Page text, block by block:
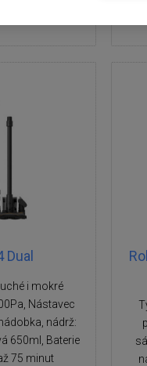
Dual
i mokré
Nástavec
nádrž:
650ml, Baterie
75 minut